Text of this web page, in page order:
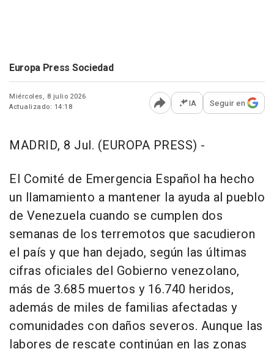
Europa Press Sociedad
Miércoles, 8 julio 2026
Actualizado: 14:18
Abrir opciones para
IA Seguir en
MADRID, 8 Jul. (EUROPA PRESS) -
El Comité de Emergencia Español ha hecho
un llamamiento a mantener la ayuda al pueblo
de Venezuela cuando se cumplen dos
semanas de los terremotos que sacudieron
el país y que han dejado, según las últimas
cifras oficiales del Gobierno venezolano,
más de 3.685 muertos y 16.740 heridos,
además de miles de familias afectadas y
comunidades con daños severos. Aunque las
labores de rescate continúan en las zonas